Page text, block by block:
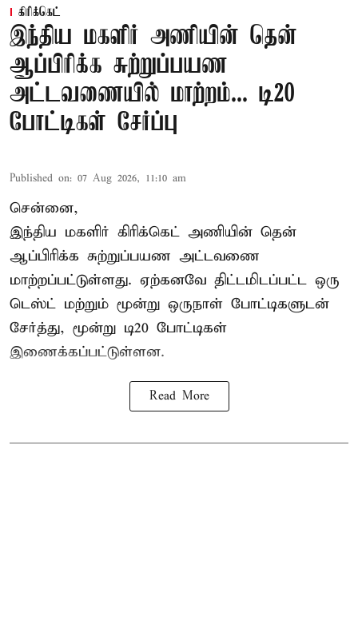
கிரிக்கெட்
இந்திய மகளிர் அணியின் தென்
ஆப்பிரிக்க சுற்றுப்பயண
அட்டவணையில் மாற்றம்... டி20
போட்டிகள் சேர்ப்பு
Published on: 07 Aug 2026, 11:10 am
சென்னை,
இந்திய மகளிர் கிரிக்கெட் அணியின் தென்
ஆப்பிரிக்க சுற்றுப்பயண அட்டவணை
மாற்றப்பட்டுள்ளது. ஏற்கனவே திட்டமிடப்பட்ட ஒரு
டெஸ்ட் மற்றும் மூன்று ஒருநாள் போட்டிகளுடன்
சேர்த்து, மூன்று டி20 போட்டிகள்
இணைக்கப்பட்டுள்ளன.
Read More